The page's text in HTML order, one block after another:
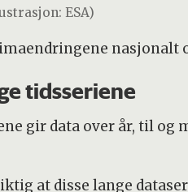
ESA)
nasjonalt
tidsseriene
gir data over år, til og
at disse lange